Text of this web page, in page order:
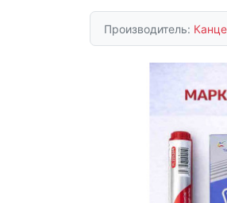
Производитель: